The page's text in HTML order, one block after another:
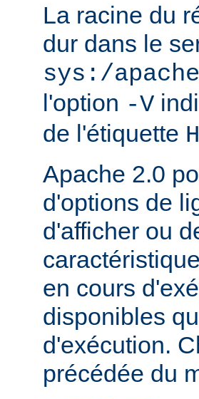
La racine du
dur dans le
sys:/
l'option -V
de l'étiquette
Apache 2.0
d'options de
d'afficher ou
en cours
disponibles
d'exécution.
précédée du